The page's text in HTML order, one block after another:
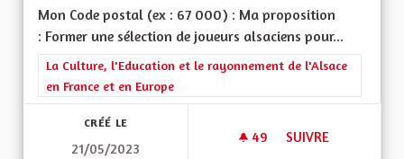
Mon Code postal (ex : 67 000) : Ma proposition
: Former une sélection de joueurs alsaciens pour...
Filtrer les résultats de la catégorie : La Culture, l'Education et
La Culture, l'Education et le rayonnement de l'Alsace
en France et en Europe
CRÉÉ LE
21/05/2023
49 49 ABONNÉS
SUIVRE